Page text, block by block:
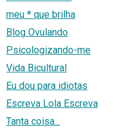
meu * que brilha
Blog Ovulando
Psicologizando-me
Vida Bicultural
Eu dou para idiotas
Escreva Lola Escreva
Tanta coisa...